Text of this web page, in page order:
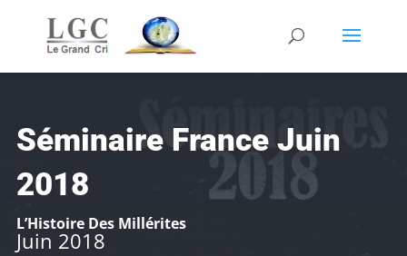
Séminaire France Juin
2018
L’Histoire Des Millérites
Juin 2018